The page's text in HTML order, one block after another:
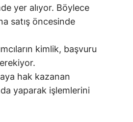
yer alıyor. Böylece
satış öncesinde
kimlik, başvuru
hak kazanan
yaparak işlemlerini